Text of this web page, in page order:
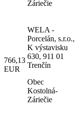
Záriečie
766,13
EUR
WELA -
Porcelán, s.r.o.,
K výstavisku
630, 911 01
Trenčín
Obec
Kostolná-
Záriečie